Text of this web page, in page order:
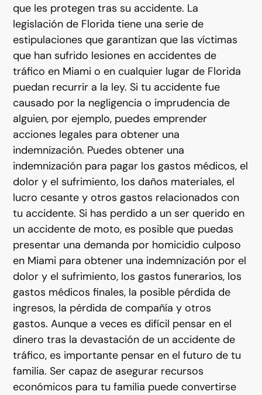
que les protegen tras su accidente. La
legislación de Florida tiene una serie de
estipulaciones que garantizan que las víctimas
que han sufrido lesiones en accidentes de
tráfico en Miami o en cualquier lugar de Florida
puedan recurrir a la ley. Si tu accidente fue
causado por la negligencia o imprudencia de
alguien, por ejemplo, puedes emprender
acciones legales para obtener una
indemnización. Puedes obtener una
indemnización para pagar los gastos médicos, el
dolor y el sufrimiento, los daños materiales, el
lucro cesante y otros gastos relacionados con
tu accidente. Si has perdido a un ser querido en
un accidente de moto, es posible que puedas
presentar una demanda por homicidio culposo
en Miami para obtener una indemnización por el
dolor y el sufrimiento, los gastos funerarios, los
gastos médicos finales, la posible pérdida de
ingresos, la pérdida de compañía y otros
gastos. Aunque a veces es difícil pensar en el
dinero tras la devastación de un accidente de
tráfico, es importante pensar en el futuro de tu
familia. Ser capaz de asegurar recursos
económicos para tu familia puede convertirse